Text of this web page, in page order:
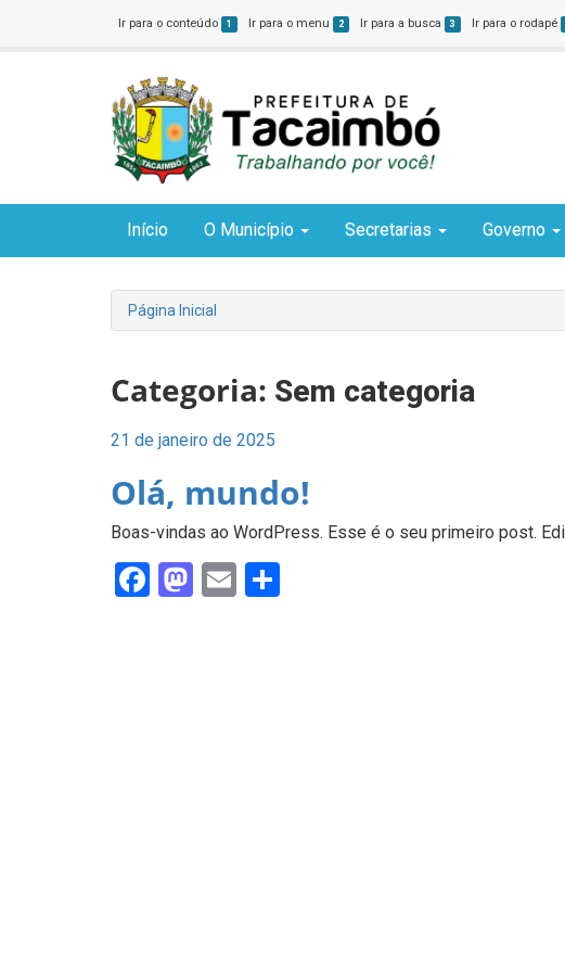
Ir para o conteúdo 1 Ir para o menu 2 Ir para a busca 3 Ir para o rodapé
Início O Município Secretarias Governo
Página Inicial
Categoria: Sem categoria
Posted
21 de janeiro de 2025
Olá, mundo!
Boas-vindas ao WordPress. Esse é o seu primeiro post.
Facebook
Mastodon
Email